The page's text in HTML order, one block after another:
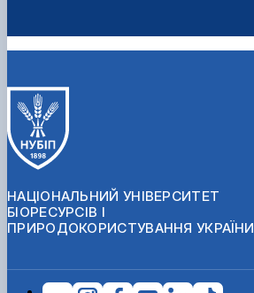
НАЦІОНАЛЬНИЙ УНІВЕРСИТЕТ
БІОРЕСУРСІВ І
ПРИРОДОКОРИСТУВАННЯ УКРАЇНИ